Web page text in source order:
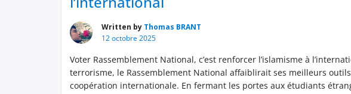
Written by Thomas BRANT
12 octobre 2025
Voter Rassemblement National, c’est renforcer l’islamisme à
terrorisme, le Rassemblement National affaiblirait ses meilleurs
coopération internationale. En fermant les portes aux étudiants